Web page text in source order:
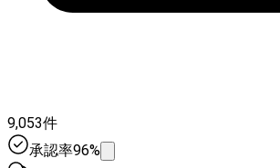
9,053件
承認率96%